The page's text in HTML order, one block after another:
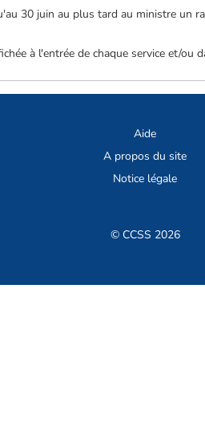
30 juin au plus tard au ministre un
à l'entrée de chaque service et/ou
Aide
A propos du site
Notice légale
© CCSS 2026